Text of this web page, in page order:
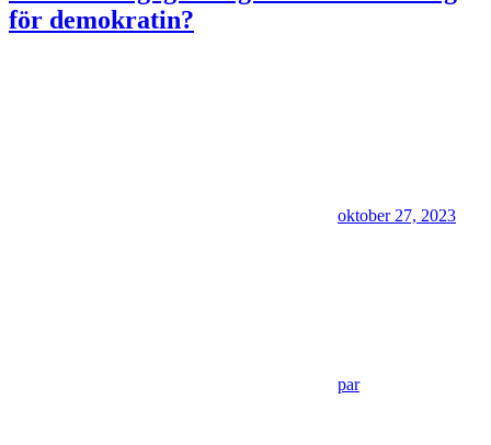
för demokratin?
oktober 27, 2023
par